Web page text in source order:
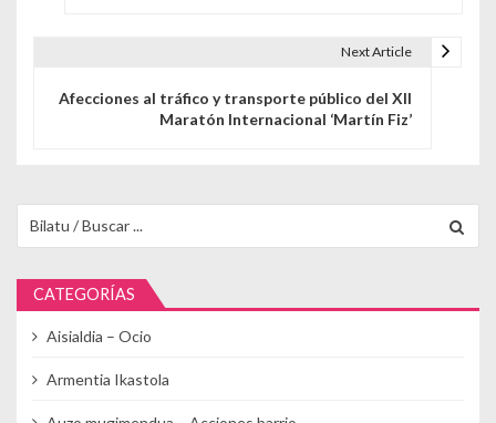
Next Article
Afecciones al tráfico y transporte público del XII
Maratón Internacional ‘Martín Fiz’
CATEGORÍAS
Aisialdia – Ocio
Armentia Ikastola